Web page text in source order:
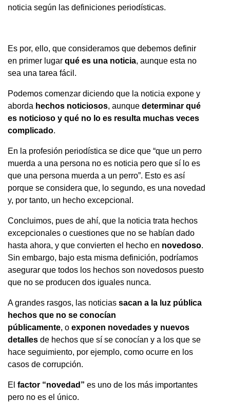
noticia según las definiciones periodísticas.
Es por, ello, que consideramos que debemos definir
en primer lugar qué es una noticia, aunque esta no
sea una tarea fácil.
Podemos comenzar diciendo que la noticia expone y
aborda hechos noticiosos, aunque determinar qué
es noticioso y qué no lo es resulta muchas veces
complicado.
En la profesión periodística se dice que “que un perro
muerda a una persona no es noticia pero que sí lo es
que una persona muerda a un perro”. Esto es así
porque se considera que, lo segundo, es una novedad
y, por tanto, un hecho excepcional.
Concluimos, pues de ahí, que la noticia trata hechos
excepcionales o cuestiones que no se habían dado
hasta ahora, y que convierten el hecho en novedoso.
Sin embargo, bajo esta misma definición, podríamos
asegurar que todos los hechos son novedosos puesto
que no se producen dos iguales nunca.
A grandes rasgos, las noticias sacan a la luz pública
hechos que no se conocían
públicamente, o exponen novedades y nuevos
detalles de hechos que sí se conocían y a los que se
hace seguimiento, por ejemplo, como ocurre en los
casos de corrupción.
El factor “novedad” es uno de los más importantes
pero no es el único.